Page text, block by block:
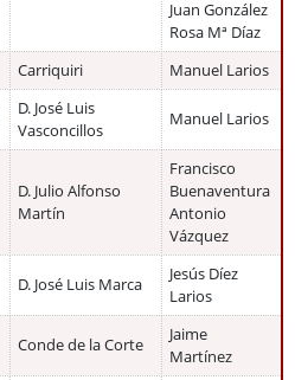
Juan González
Rosa Mª Díaz
Carriquiri Manuel Larios
D. José Luis
Vasconcillos
Manuel Larios
D. Julio Alfonso
Martín
Francisco
Buenaventura
Antonio
Vázquez
D. José Luis Marca
Jesús Díez
Larios
Conde de la Corte
Jaime
Martínez